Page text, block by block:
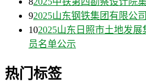
92025山东钢铁集团有限公
102025山东日照市土地发
员名单公示
热门标签